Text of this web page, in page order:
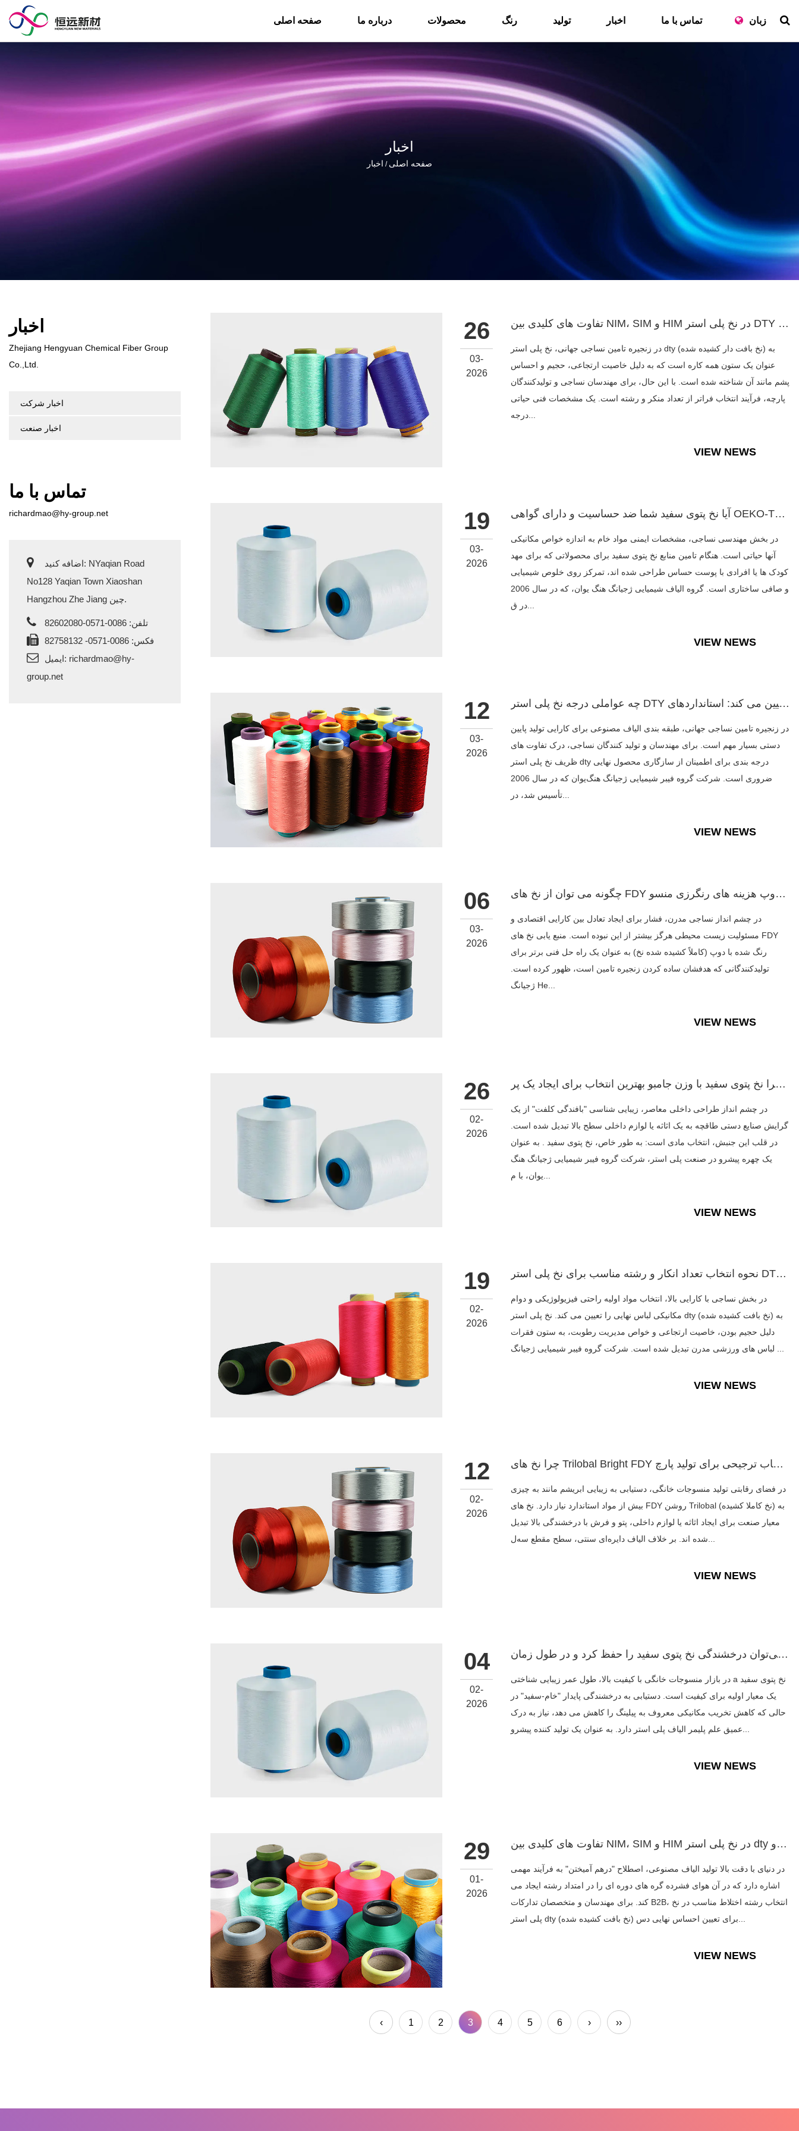
زبان صفحه اصلی درباره ما محصولات رنگ تولید اخبار تماس با ما
اخبار
صفحه اصلی / اخبار
اخبار
Zhejiang Hengyuan Chemical Fiber Group
Co.,Ltd.
اخبار شرکت
اخبار صنعت
تماس با ما
richardmao@hy-group.net
اضافه کنید: NYaqian Road
No128 Yaqian Town Xiaoshan
Hangzhou Zhe Jiang چین.
تلفن: 0086-0571-82602080
فکس: 0086-0571- 82758132
ایمیل: richardmao@hy-
group.net
26
03-
2026
تفاوت های کلیدی بین NIM، SIM و HIM در نخ پلی استر DTY چیست و...
در زنجیره تامین نساجی جهانی، نخ پلی استر dty (نخ بافت دار کشیده شده) به
عنوان یک ستون همه کاره است که به دلیل خاصیت ارتجاعی، حجیم و احساس
پشم مانند آن شناخته شده است. با این حال، برای مهندسان نساجی و تولیدکنندگان
پارچه، فرآیند انتخاب فراتر از تعداد منکر و رشته است. یک مشخصات فنی حیاتی
VIEW NEWS
19
03-
2026
آیا نخ پتوی سفید شما ضد حساسیت و دارای گواهی OEKO-TEX برای پ...
در بخش مهندسی نساجی، مشخصات ایمنی مواد خام به اندازه خواص مکانیکی
آنها حیاتی است. هنگام تامین منابع نخ پتوی سفید برای محصولاتی که برای مهد
کودک ها یا افرادی با پوست حساس طراحی شده اند، تمرکز روی خلوص شیمیایی
و صافی ساختاری است. گروه الیاف شیمیایی ژجیانگ هنگ یوان، که در سال 2006
VIEW NEWS
12
03-
2026
چه عواملی درجه نخ پلی استر DTY را تعیین می کند: استانداردهای...
در زنجیره تامین نساجی جهانی، طبقه بندی الیاف مصنوعی برای کارایی تولید پایین
دستی بسیار مهم است. برای مهندسان و تولید کنندگان نساجی، درک تفاوت های
ظریف نخ پلی استر dty درجه بندی برای اطمینان از سازگاری محصول نهایی
ضروری است. شرکت گروه فیبر شیمیایی ژجیانگ هنگ‌یوان که در سال 2006
تأسیس شد، در...
VIEW NEWS
06
03-
2026
چگونه می توان از نخ های FDY رنگرزی دوپ هزینه های رنگرزی منسو...
در چشم انداز نساجی مدرن، فشار برای ایجاد تعادل بین کارایی اقتصادی و
مسئولیت زیست محیطی هرگز بیشتر از این نبوده است. منبع یابی نخ های FDY
رنگ شده با دوپ (کاملاً کشیده شده نخ) به عنوان یک راه حل فنی برتر برای
تولیدکنندگانی که هدفشان ساده کردن زنجیره تامین است، ظهور کرده است.
ژجیانگ He...
VIEW NEWS
26
02-
2026
چرا نخ پتوی سفید با وزن جامبو بهترین انتخاب برای ایجاد یک پر...
در چشم انداز طراحی داخلی معاصر، زیبایی شناسی "بافندگی کلفت" از یک
گرایش صنایع دستی طاقچه به یک اثاثه یا لوازم داخلی سطح بالا تبدیل شده است.
در قلب این جنبش، انتخاب مادی است: به طور خاص، نخ پتوی سفید . به عنوان
یک چهره پیشرو در صنعت پلی استر، شرکت گروه فیبر شیمیایی ژجیانگ هنگ
VIEW NEWS
19
02-
2026
نحوه انتخاب تعداد انکار و رشته مناسب برای نخ پلی استر DTY در...
در بخش نساجی با کارایی بالا، انتخاب مواد اولیه راحتی فیزیولوژیکی و دوام
مکانیکی لباس نهایی را تعیین می کند. نخ پلی استر dty (نخ بافت کشیده شده) به
دلیل حجیم بودن، خاصیت ارتجاعی و خواص مدیریت رطوبت، به ستون فقرات
لباس های ورزشی مدرن تبدیل شده است. شرکت گروه فیبر شیمیایی ژجیانگ ...
VIEW NEWS
12
02-
2026
چرا نخ های Trilobal Bright FDY انتخاب ترجیحی برای تولید پارچ...
در فضای رقابتی تولید منسوجات خانگی، دستیابی به زیبایی ابریشم مانند به چیزی
بیش از مواد استاندارد نیاز دارد. نخ های FDY روشن Trilobal (نخ کاملا کشیده) به
معیار صنعت برای ایجاد اثاثه یا لوازم داخلی، پتو و فرش با درخشندگی بالا تبدیل
VIEW NEWS
04
02-
2026
چگونه می‌توان درخشندگی نخ پتوی سفید را حفظ کرد و در طول زمان...
در بازار منسوجات خانگی با کیفیت بالا، طول عمر زیبایی شناختی a نخ پتوی سفید
یک معیار اولیه برای کیفیت است. دستیابی به درخشندگی پایدار "خام-سفید" در
حالی که کاهش تخریب مکانیکی معروف به پیلینگ را کاهش می دهد، نیاز به درک
VIEW NEWS
29
01-
2026
تفاوت های کلیدی بین NIM، SIM و HIM در نخ پلی استر dty چیست و...
در دنیای با دقت بالا تولید الیاف مصنوعی، اصطلاح "درهم آمیختن" به فرآیند مهمی
اشاره دارد که در آن هوای فشرده گره های دوره ای را در امتداد رشته ایجاد می
کند. برای مهندسان و متخصصان تدارکات B2B، انتخاب رشته اختلاط مناسب در نخ
پلی استر dty (نخ بافت کشیده شده) برای تعیین احساس نهایی دس...
VIEW NEWS
‹ 1 2 3 4 5 6 › ››